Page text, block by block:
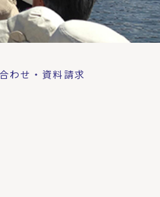
わせ・資料請求